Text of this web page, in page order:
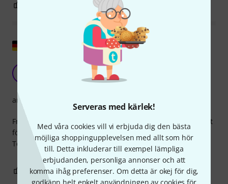
Serveras med kärlek!
Med våra cookies vill vi erbjuda dig den bästa
möjliga shoppingupplevelsen med allt som hör
till. Detta inkluderar till exempel lämpliga
erbjudanden, personliga annonser och att
komma ihåg preferenser. Om detta är okej för dig,
godkänn helt enkelt användningen av cookies för
ANMÄL RECENSION
Mycket omfattande samling
ViolinMutti 20.03.2018
Från lätta till svåra bitar, från gamla till nya, finns det något
för alla. Vissa är lite långsammare än originalet (Brave -
Touch the Sky), men annars väldigt vackra!
arrangemang
0 ANMÄL RECENSION